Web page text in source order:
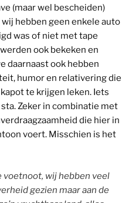
(maar wel bescheiden)
hebben geen enkele auto
was of niet met tape
ook bekeken en
daarnaast ook hebben
humor en relativering die
te krijgen leken. Iets
Zeker in combinatie met
die hier in
voert. Misschien is het
voetnoot, wij hebben veel
gezien maar aan de